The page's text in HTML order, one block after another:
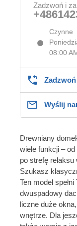
Zadzwoń i
Czynne
08:00
Wyślij
Drewniany
wiele funkcji –
po strefę
Szukasz
Ten model
dwuspadowy
liczne duże
wnętrze. Dla